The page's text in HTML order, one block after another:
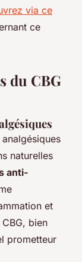
via ce
ce
du CBG
naturelles
anti-
et
bien
prometteur